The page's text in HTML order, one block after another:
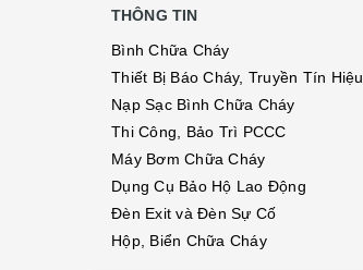
THÔNG TIN
Bình Chữa Cháy
Thiết Bị Báo Cháy, Truyền Tín Hiệu
Nạp Sạc Bình Chữa Cháy
Thi Công, Bảo Trì PCCC
Máy Bơm Chữa Cháy
Dụng Cụ Bảo Hộ Lao Động
Đèn Exit và Đèn Sự Cố
Hộp, Biển Chữa Cháy